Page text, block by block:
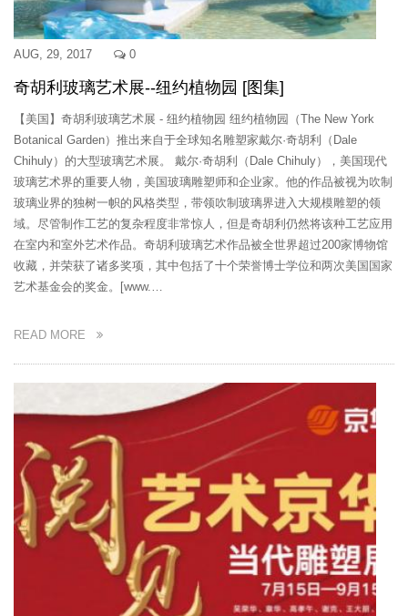
AUG, 29, 2017 0
奇胡利玻璃艺术展--纽约植物园 [图集]
【美国】奇胡利玻璃艺术展 - 纽约植物园 纽约植物园（The New York
Botanical Garden）推出来自于全球知名雕塑家戴尔·奇胡利（Dale
Chihuly）的大型玻璃艺术展。 戴尔·奇胡利（Dale Chihuly），美国现代
玻璃艺术界的重要人物，美国玻璃雕塑师和企业家。他的作品被视为吹制
玻璃业界的独树一帜的风格类型，带领吹制玻璃界进入大规模雕塑的领
域。尽管制作工艺的复杂程度非常惊人，但是奇胡利仍然将该种工艺应用
在室内和室外艺术作品。奇胡利玻璃艺术作品被全世界超过200家博物馆
收藏，并荣获了诸多奖项，其中包括了十个荣誉博士学位和两次美国国家
艺术基金会的奖金。[www.…
READ MORE